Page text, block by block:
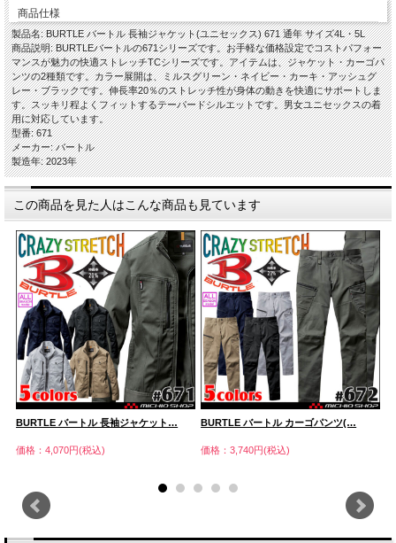
商品仕様
製品名: BURTLE バートル 長袖ジャケット(ユニセックス) 671 通年 サイズ4L・5L
商品説明: BURTLEバートルの671シリーズです。お手軽な価格設定でコストパフォー
マンスが魅力の快適ストレッチTCシリーズです。アイテムは、ジャケット・カーゴパ
ンツの2種類です。カラー展開は、ミルスグリーン・ネイビー・カーキ・アッシュグ
レー・ブラックです。伸長率20％のストレッチ性が身体の動きを快適にサポートしま
す。スッキリ程よくフィットするテーパードシルエットです。男女ユニセックスの着
用に対応しています。
型番: 671
メーカー: バートル
製造年: 2023年
この商品を見た人はこんな商品も見ています
BURTLE バートル 長袖ジャケット…
価格：4,070円(税込)
BURTLE バートル カーゴパンツ(…
価格：3,740円(税込)